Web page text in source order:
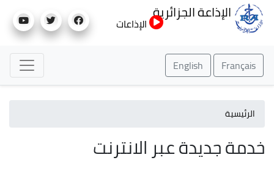
إلى
الإذاعة الجزائرية
الإذاعات
Français
English
الرئيسية
خدمة جديدة عبر الانترنت